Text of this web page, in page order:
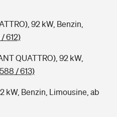
92 kW, Benzin,
612)
QUATTRO), 92 kW,
/ 613)
kW, Benzin, Limousine, ab